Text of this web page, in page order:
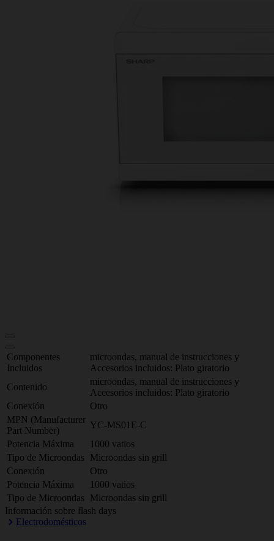
Componentes
Incluidos
microondas, manual de instrucciones y
Accesorios incluidos: Plato giratorio
Contenido
microondas, manual de instrucciones y
Accesorios incluidos: Plato giratorio
Conexión
Otro
MPN (Manufacturer
Part Number)
YC-MS01E-С
Potencia Máxima
1000 vatios
Tipo de Microondas
Microondas sin grill
Conexión
Otro
Potencia Máxima
1000 vatios
Tipo de Microondas
Microondas sin grill
Información sobre flash days
Electrodomésticos